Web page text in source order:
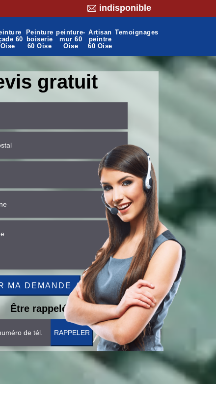
indisponible
60
Oise
Peinture
boiserie
60 Oise
peinture-
mur 60
Oise
Artisan
peintre
60 Oise
Temoignages
gratuit
Être rappelé